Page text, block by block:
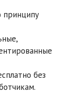
принципу
без